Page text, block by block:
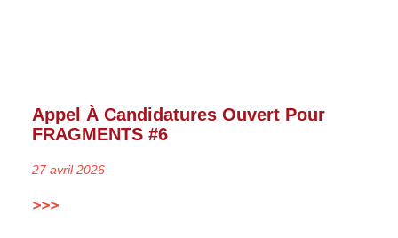
Appel À Candidatures Ouvert Pour
FRAGMENTS #6
27 avril 2026
>>>